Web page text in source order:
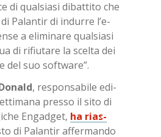
di qual­sia­si di­bat­ti­to che
Pa­lan­tir di in­dur­re l’e­
a eli­mi­na­re qual­sia­si
di ri­fiu­ta­re la scel­ta dei
del suo soft­ware”.
, re­spon­sa­bi­le edi­
pres­so il sito di
En­gad­get, ha rias­
di Pa­lan­tir af­fer­man­do